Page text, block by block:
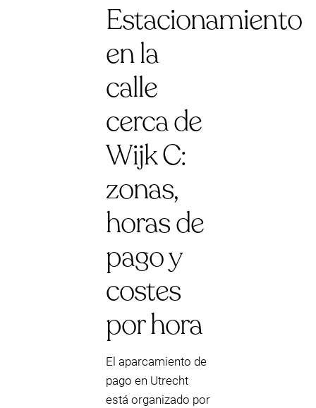
Estacionamiento
en la
calle
cerca de
Wijk C:
zonas,
horas de
pago y
costes
por hora
El aparcamiento de
pago en Utrecht
está organizado por